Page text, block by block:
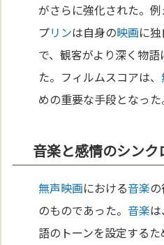
がさらに強化された。
プリンは自身の映画に
で、観客がより深く物
た。フィルムスコアは、
めの重要な手段となった
音楽と感情のシンク
無声映画における音楽
のものであった。音楽
語のトーンを設定する